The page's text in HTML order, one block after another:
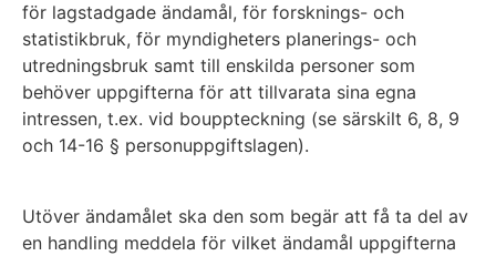
för lagstadgade ändamål, för forsknings- och
statistikbruk, för myndigheters planerings- och
utredningsbruk samt till enskilda personer som
behöver uppgifterna för att tillvarata sina egna
intressen, t.ex. vid bouppteckning (se särskilt 6, 8, 9
och 14-16 § personuppgiftslagen).
Utöver ändamålet ska den som begär att få ta del av
en handling meddela för vilket ändamål uppgifterna